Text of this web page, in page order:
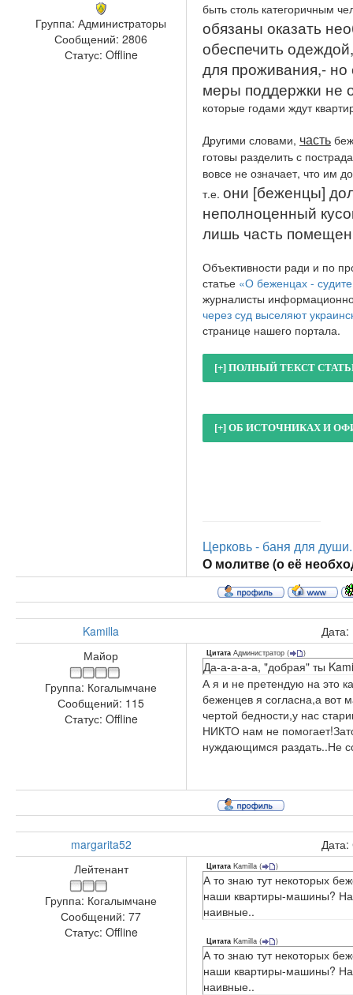
Группа: Администраторы
Сообщений: 2806
Статус: Offline
быть столь категоричным
обязаны оказать
обеспечить
для проживания,- но
меры поддержки не
которые годами ждут
Другими словами, часть
готовы разделить с
вовсе не означает, что им
т.е. они [беженцы]
неполноценный
лишь часть
Объективности ради и по
статье «О беженцах -
журналисты
через суд выселяют
странице нашего портала.
Церковь - баня для
О молитве (о её
Kamilla
Майор
Группа: Когалымчане
Сообщений: 115
Статус: Offline
Цитата Администратор ( )
Да-а-а-а-а, "добрая" ты
А я и не претендую на это
беженцев я согласна,а вот
чертой бедности,у нас
НИКТО нам не
нуждающимся раздать..Не
margarita52
Лейтенант
Группа: Когалымчане
Сообщений: 77
Статус: Offline
Цитата Kamilla ( )
А то знаю тут некоторых
наши квартиры-машины?
наивные..
Цитата Kamilla ( )
А то знаю тут некоторых
наши квартиры-машины?
наивные..